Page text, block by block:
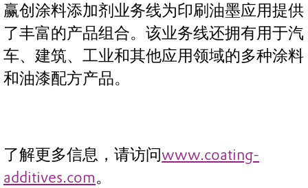
赢创涂料添加剂业务线为印刷油墨应用提供
了丰富的产品组合。该业务线还拥有用于汽
车、建筑、工业和其他应用领域的多种涂料
和油漆配方产品。
了解更多信息，请访问www.coating-
additives.com。